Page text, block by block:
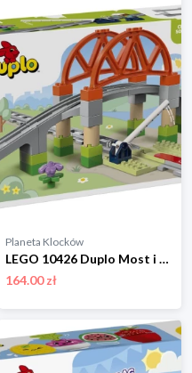
Planeta Klocków
LEGO 10426 Duplo Most i tory kolejowe - zestaw rozszerzający Lego
164.00 zł